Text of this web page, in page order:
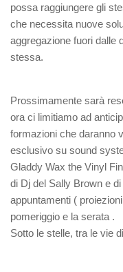
possa raggiungere gli
che necessita nuove
aggregazione fuori dalle
stessa.
Prossimamente sarà
ora ci limitiamo ad
formazioni che daranno
esclusivo su sound
Gladdy Wax the Vinyl
di Dj del Sally Brown e
appuntamenti (
pomeriggio e la serata .
Sotto le stelle, tra le vie